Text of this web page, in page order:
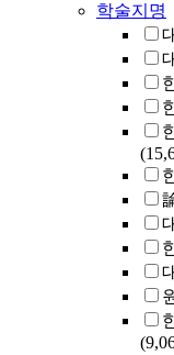
학술지명